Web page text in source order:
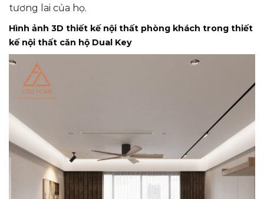
tương lai của họ.
Hình ảnh 3D thiết kế nội thất phòng khách trong thiết
kế nội thất căn hộ Dual Key